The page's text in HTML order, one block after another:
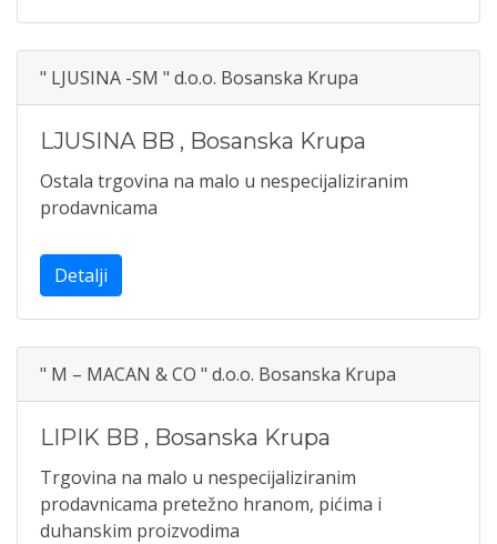
" LJUSINA -SM " d.o.o. Bosanska Krupa
LJUSINA BB , Bosanska Krupa
Ostala trgovina na malo u nespecijaliziranim
prodavnicama
Detalji
" M – MACAN & CO " d.o.o. Bosanska Krupa
LIPIK BB , Bosanska Krupa
Trgovina na malo u nespecijaliziranim
prodavnicama pretežno hranom, pićima i
duhanskim proizvodima